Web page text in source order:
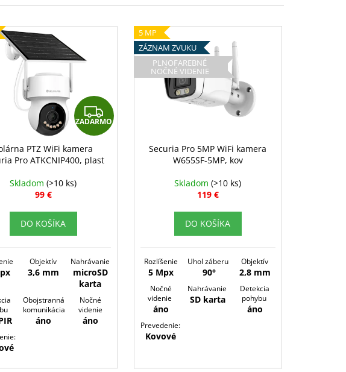
Z
A
A
ZADARMO
PTZ WiFi kamera
Pro ATKCNIP400, plast
Skladom(>10 ks)
99 €
DO KOŠÍKA
Objektív
3,6 mm
Nahrávanie
microSD
karta
Obojstranná
komunikácia
áno
Nočné
videnie
áno
5 MP
ZÁZNAM ZVUKU
PLNOFAREBNÉ
NOČNÉ VIDENIE
Securia Pro 5MP WiFi kamera
W655SF-5MP, kov
Skladom(>10 ks)
119 €
DO KOŠÍKA
Rozlíšenie
5 Mpx
Uhol záberu
90°
Objektív
2,8 mm
Nočné
videnie
áno
Nahrávanie
SD karta
Detekcia
pohybu
áno
Prevedenie:
Kovové